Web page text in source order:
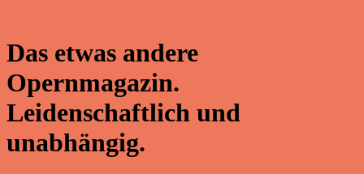
Das etwas andere
Opernmagazin.
Leidenschaftlich und
unabhängig.